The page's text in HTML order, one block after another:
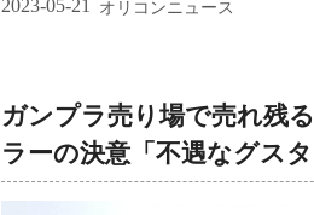
2023-05-21 オリコンニュース
ガンプラ売り場で売れ残
ラーの決意「不遇なグス